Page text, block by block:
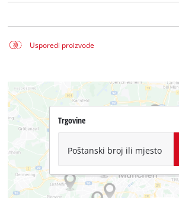
Usporedi proizvode
Trgovine
Poštanski broj ili mjesto